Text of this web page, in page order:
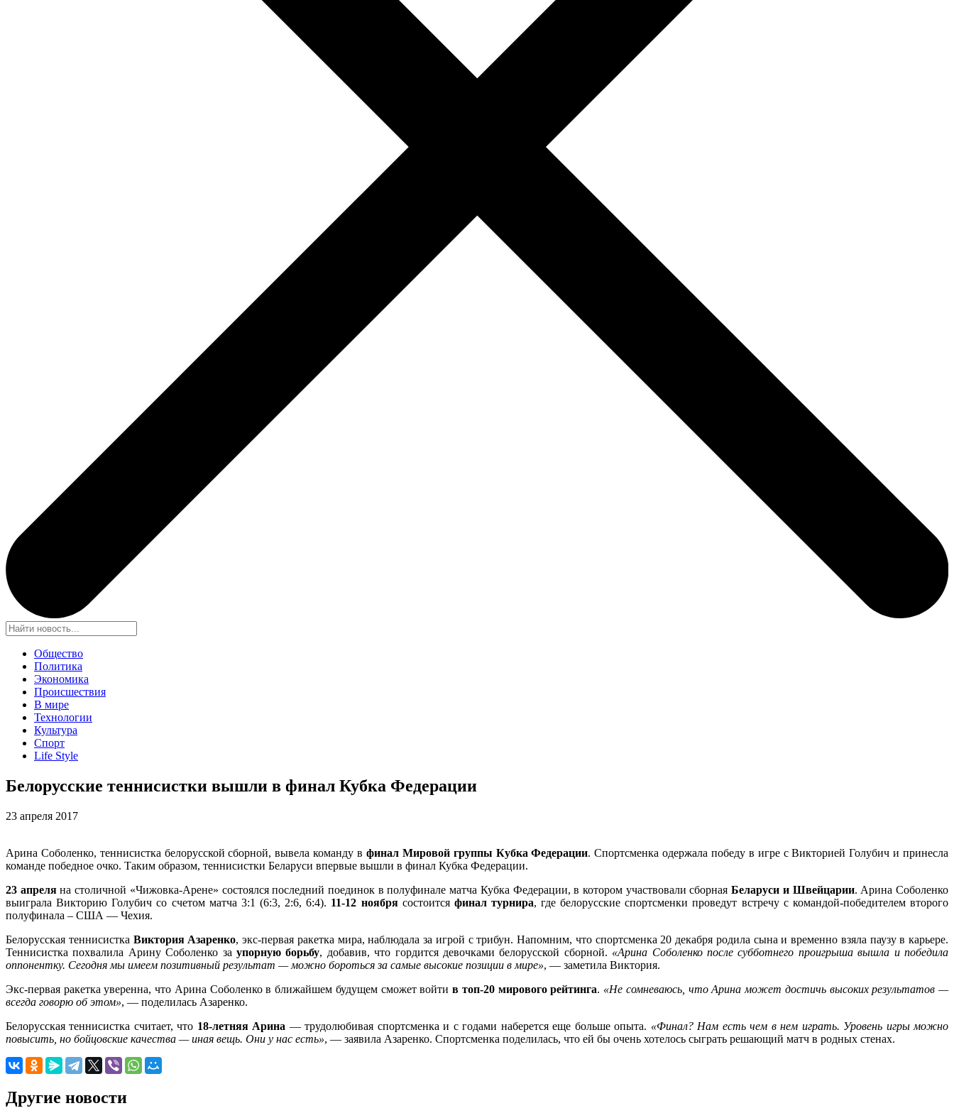
Общество
Политика
Экономика
Происшествия
В мире
Технологии
Культура
Спорт
Life Style
Белорусские теннисистки вышли в финал Кубка Федерации
23 апреля 2017
Арина Соболенко, теннисистка белорусской сборной, вывела команду в финал Мировой группы Кубка Федерации. Спортсменка одержала победу в игре с Викторией Голубич и принесла
команде победное очко. Таким образом, теннисистки Беларуси впервые вышли в финал Кубка Федерации.
23 апреляна столичной «Чижовка-Арене» состоялся последний поединок в полуфинале матча Кубка Федерации, в котором участвовали сборнаяБеларуси и Швейцарии. Арина Соболенко
выиграла Викторию Голубич со счетом матча 3:1 (6:3, 2:6, 6:4). 11-12 ноябрясостоится финал турнира, где белорусские спортсменки проведут встречу с командой-победителем второго
полуфинала – США — Чехия.
Белорусская теннисистка Виктория Азаренко, экс-первая ракетка мира, наблюдала за игрой с трибун. Напомним, что спортсменка 20 декабря родила сына и временно взяла паузу в карьере.
Теннисистка похвалила Арину Соболенко за упорную борьбу, добавив, что гордится девочками белорусской сборной. «Арина Соболенко после субботнего проигрыша вышла и победила
оппонентку. Сегодня мы имеем позитивный результат — можно бороться за самые высокие позиции в мире», — заметила Виктория.
Экс-первая ракетка уверенна, что Арина Соболенко в ближайшем будущем сможет войтив топ-20 мирового рейтинга. «Не сомневаюсь, что Арина может достичь высоких результатов —
всегда говорю об этом», — поделилась Азаренко.
Белорусская теннисистка считает, что 18-летняя Арина — трудолюбивая спортсменка и с годами наберется еще больше опыта. «Финал? Нам есть чем в нем играть. Уровень игры можно
повысить, но бойцовские качества — иная вещь. Они у нас есть», — заявила Азаренко. Спортсменка поделилась, что ей бы очень хотелось сыграть решающий матч в родных стенах.
Другие новости